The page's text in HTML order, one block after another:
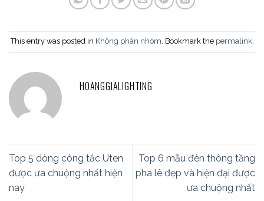
This entry was posted in Không phân nhóm. Bookmark the permalink.
HOANGGIALIGHTING
Top 5 dòng công tắc Uten
được ưa chuộng nhất hiện
nay
Top 6 mẫu đèn thông tầng
pha lê đẹp và hiện đại được
ưa chuộng nhất